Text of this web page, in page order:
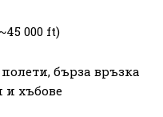
000 ft)
бърза връзка
и хъбове